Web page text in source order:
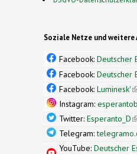
Soziale Netze und weitere
Facebook: Deutscher
Facebook: Deutscher
Facebook: Luminesk'
Instagram:
Twitter: Esperanto_D
Telegram:
YouTube: Deutscher